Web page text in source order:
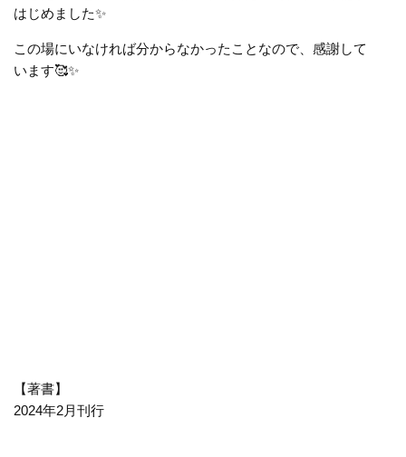
はじめました✨
この場にいなければ分からなかったことなので、感謝して
います🥰✨
【著書】
2024年2月刊行